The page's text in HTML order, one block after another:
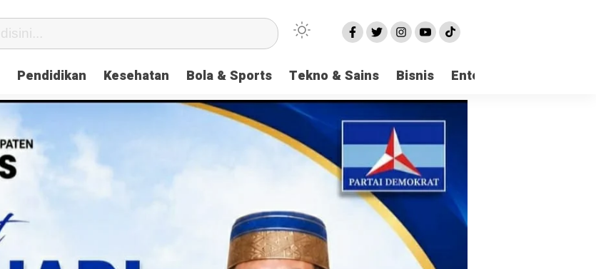
Pendidikan Kesehatan Bola & Sports Tekno & Sains Bisnis Entertainment